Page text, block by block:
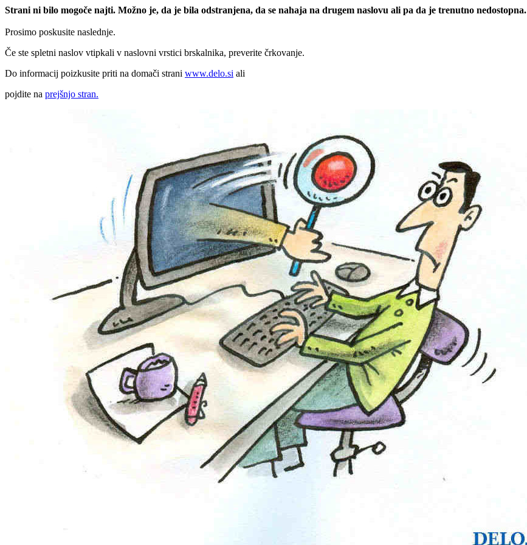
Strani ni bilo mogoče najti. Možno je, da je bila odstranjena, da se nahaja na drugem naslovu ali pa da je trenutno nedostopna.
Prosimo poskusite naslednje.
Če ste spletni naslov vtipkali v naslovni vrstici brskalnika, preverite črkovanje.
Do informacij poizkusite priti na domači strani www.delo.si ali
pojdite na prejšnjo stran.